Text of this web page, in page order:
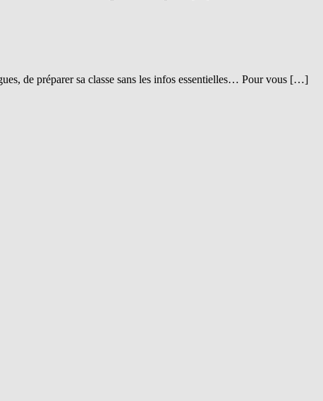
de préparer sa classe sans les infos essentielles… Pour vous […]